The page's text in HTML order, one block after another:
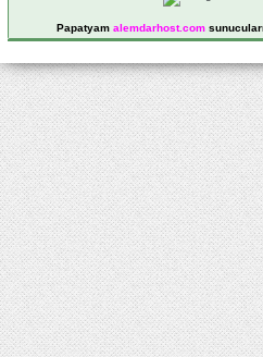
Papatyam alemdarhost.com